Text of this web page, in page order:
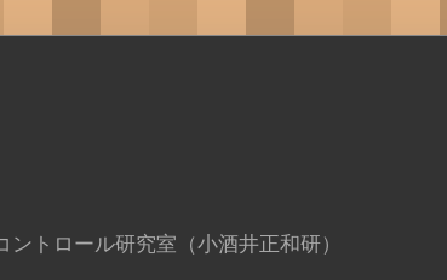
トロール研究室（小酒井正和研）